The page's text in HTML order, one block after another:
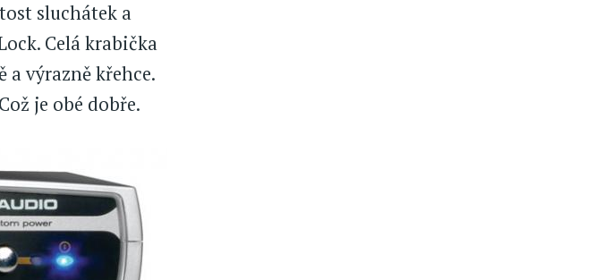
sluchátek a
Celá krabička
výrazně křehce.
je obé dobře.